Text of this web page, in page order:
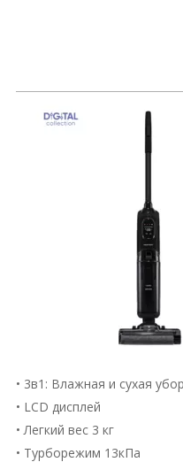
• 3в1: Влажная и сухая
• LCD дисплей
• Легкий вес 3 кг
• Турборежим 13кПа